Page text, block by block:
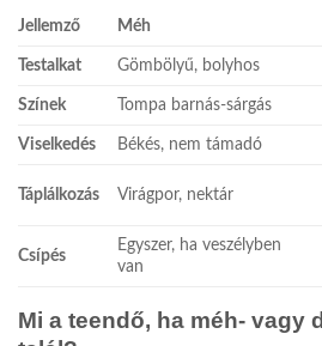
Jellemző Méh
Testalkat Gömbölyű, bolyhos
Színek Tompa barnás-sárgás
Viselkedés Békés, nem támadó
Táplálkozás Virágpor, nektár
Csípés
Egyszer, ha veszélyben
van
Mi a teendő, ha méh- vagy